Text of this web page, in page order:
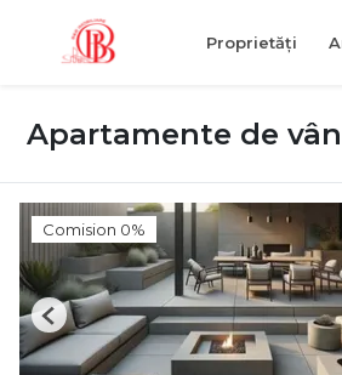
Proprietăți
Apartamente de
Comision 0%
Previous